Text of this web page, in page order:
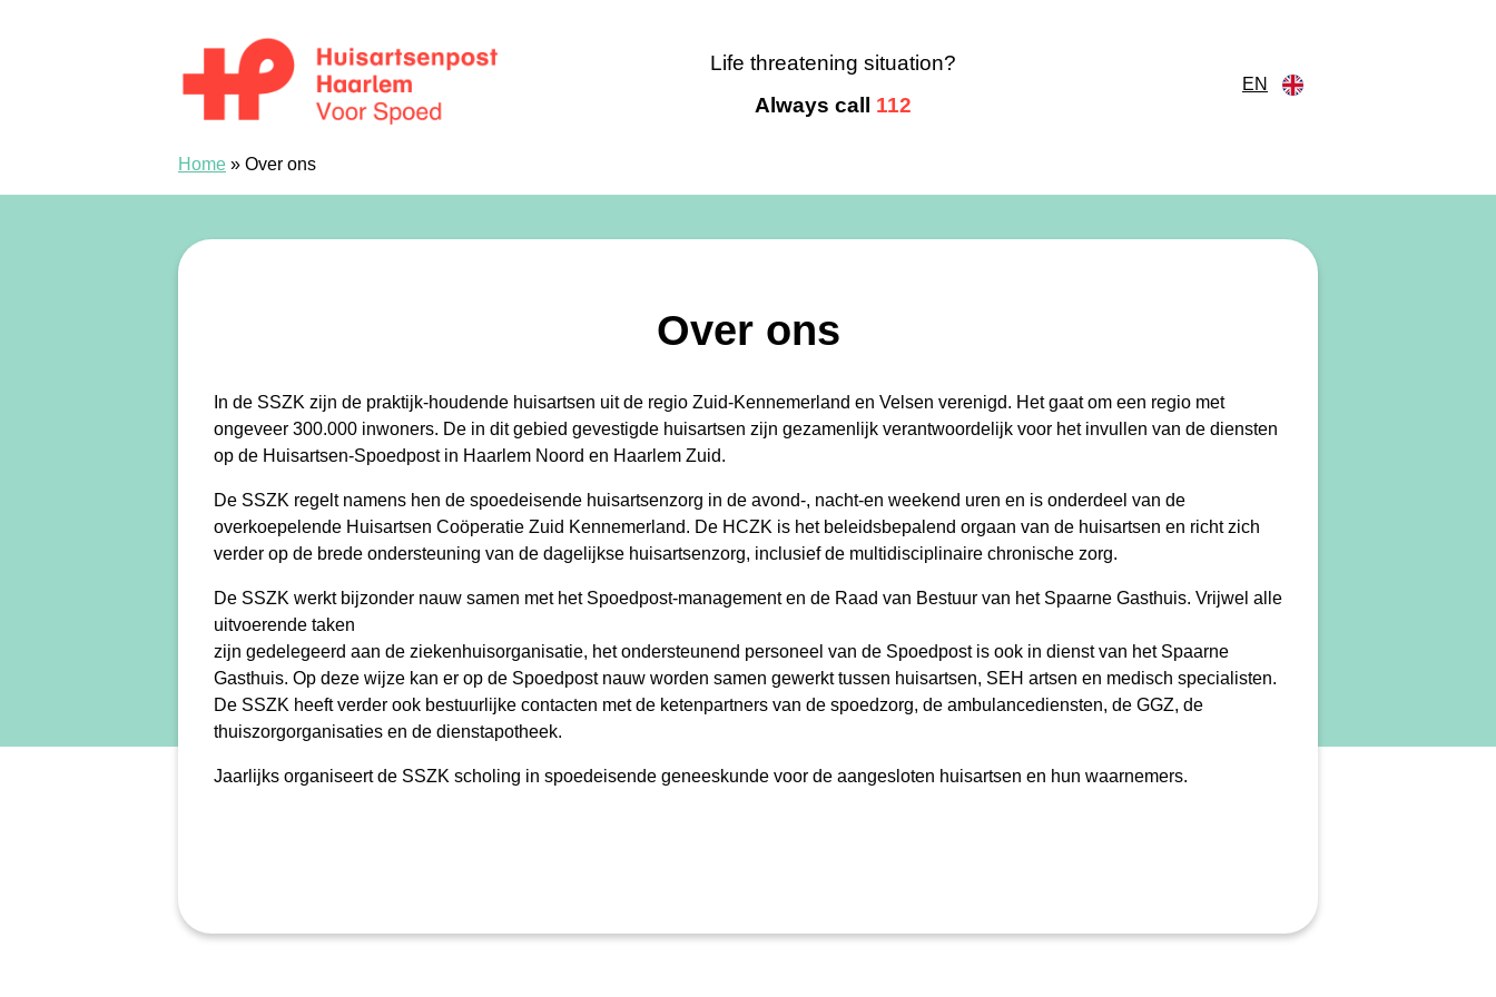
Life threatening situation?
Always call 112
EN
Home » Over ons
Over ons
In de SSZK zijn de praktijk-houdende huisartsen uit de regio Zuid-Kennemerland en Velsen verenigd. Het gaat om een regio met
ongeveer 300.000 inwoners. De in dit gebied gevestigde huisartsen zijn gezamenlijk verantwoordelijk voor het invullen van de diensten
op de Huisartsen-Spoedpost in Haarlem Noord en Haarlem Zuid.
De SSZK regelt namens hen de spoedeisende huisartsenzorg in de avond-, nacht-en weekend uren en is onderdeel van de
overkoepelende Huisartsen Coöperatie Zuid Kennemerland. De HCZK is het beleidsbepalend orgaan van de huisartsen en richt zich
verder op de brede ondersteuning van de dagelijkse huisartsenzorg, inclusief de multidisciplinaire chronische zorg.
De SSZK werkt bijzonder nauw samen met het Spoedpost-management en de Raad van Bestuur van het Spaarne Gasthuis. Vrijwel alle
uitvoerende taken
zijn gedelegeerd aan de ziekenhuisorganisatie, het ondersteunend personeel van de Spoedpost is ook in dienst van het Spaarne
Gasthuis. Op deze wijze kan er op de Spoedpost nauw worden samen gewerkt tussen huisartsen, SEH artsen en medisch specialisten.
De SSZK heeft verder ook bestuurlijke contacten met de ketenpartners van de spoedzorg, de ambulancediensten, de GGZ, de
thuiszorgorganisaties en de dienstapotheek.
Jaarlijks organiseert de SSZK scholing in spoedeisende geneeskunde voor de aangesloten huisartsen en hun waarnemers.